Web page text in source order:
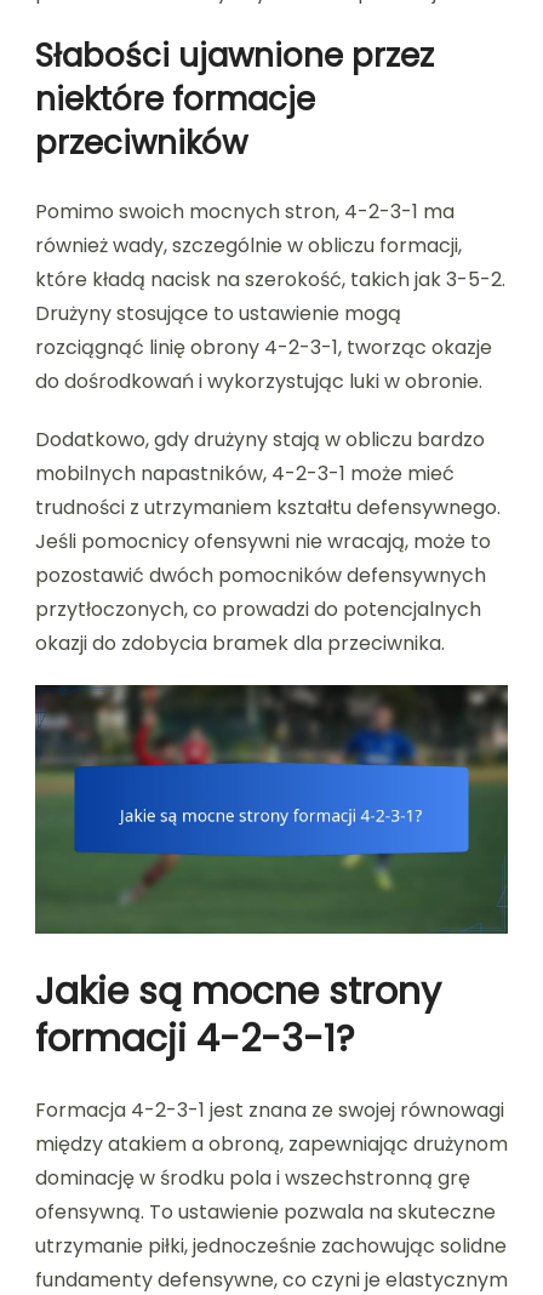
Słabości ujawnione przez
niektóre formacje
przeciwników
Pomimo swoich mocnych stron, 4-2-3-1 ma
również wady, szczególnie w obliczu formacji,
które kładą nacisk na szerokość, takich jak 3-5-2.
Drużyny stosujące to ustawienie mogą
rozciągnąć linię obrony 4-2-3-1, tworząc okazje
do dośrodkowań i wykorzystując luki w obronie.
Dodatkowo, gdy drużyny stają w obliczu bardzo
mobilnych napastników, 4-2-3-1 może mieć
trudności z utrzymaniem kształtu defensywnego.
Jeśli pomocnicy ofensywni nie wracają, może to
pozostawić dwóch pomocników defensywnych
przytłoczonych, co prowadzi do potencjalnych
okazji do zdobycia bramek dla przeciwnika.
Jakie są mocne strony
formacji 4-2-3-1?
Formacja 4-2-3-1 jest znana ze swojej równowagi
między atakiem a obroną, zapewniając drużynom
dominację w środku pola i wszechstronną grę
ofensywną. To ustawienie pozwala na skuteczne
utrzymanie piłki, jednocześnie zachowując solidne
fundamenty defensywne, co czyni je elastycznym